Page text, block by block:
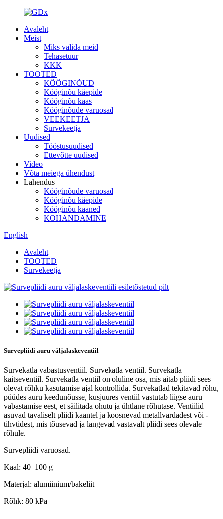
Avaleht
Meist
Miks valida meid
Tehasetuur
KKK
TOOTED
KÖÖGINÕUD
Kööginõu käepide
Kööginõu kaas
Kööginõude varuosad
VEEKEETJA
Survekeetja
Uudised
Tööstusuudised
Ettevõtte uudised
Video
Võta meiega ühendust
Lahendus
Kööginõude varuosad
Kööginõu käepide
Kööginõu kaaned
KOHANDAMINE
English
Avaleht
TOOTED
Survekeetja
Survepliidi auru väljalaskeventiil
Survekatla vabastusventiil. Survekatla ventiil. Survekatla
kaitseventiil. Survekatla ventiil on oluline osa, mis aitab pliidi sees
olevat rõhku kasutamise ajal kontrollida. Survekatlad tekitavad rõhu,
püüdes auru keedunõusse, kusjuures ventiil vastutab liigse auru
vabastamise eest, et säilitada ohutu ja ühtlane rõhutase. Ventiilid
asuvad tavaliselt pliidi kaantel ja koosnevad metallvardadest või -
tihvtidest, mis tõusevad ja langevad vastavalt pliidi sees olevale
rõhule.
Survepliidi varuosad.
Kaal: 40–100 g
Materjal: alumiinium/bakeliit
Rõhk: 80 kPa